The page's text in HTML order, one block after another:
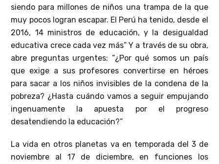
siendo para millones de niños una trampa de la que
muy pocos logran escapar. El Perú ha tenido, desde el
2016, 14 ministros de educación, y la desigualdad
educativa crece cada vez más” Y a través de su obra,
abre preguntas urgentes: “¿Por qué somos un país
que exige a sus profesores convertirse en héroes
para sacar a los niños invisibles de la condena de la
pobreza? ¿Hasta cuándo vamos a seguir empujando
ingenuamente la apuesta por el progreso
desatendiendo la educación?”
La vida en otros planetas va en temporada del 3 de
noviembre al 17 de diciembre, en funciones los